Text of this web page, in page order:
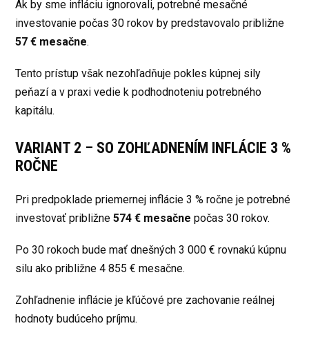
Ak by sme infláciu ignorovali, potrebné mesačné
investovanie počas 30 rokov by predstavovalo približne
57 € mesačne.
Tento prístup však nezohľadňuje pokles kúpnej sily
peňazí a v praxi vedie k podhodnoteniu potrebného
kapitálu.
VARIANT 2 – SO ZOHĽADNENÍM INFLÁCIE 3 %
ROČNE
Pri predpoklade priemernej inflácie 3 % ročne je potrebné
investovať približne574 € mesačne počas 30 rokov.
Po 30 rokoch bude mať dnešných 3 000 € rovnakú kúpnu
silu ako približne 4 855 € mesačne.
Zohľadnenie inflácie je kľúčové pre zachovanie reálnej
hodnoty budúceho príjmu.